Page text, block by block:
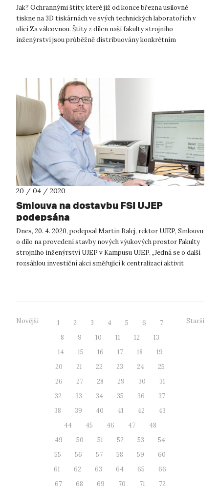
Jak? Ochrannými štíty, které již od konce března usilovně
tiskne na 3D tiskárnách ve svých technických laboratořích v
ulici Za válcovnou. Štíty z dílen naší fakulty strojního
inženýrství jsou průběžně distribuovány konkrétním
20 / 04 / 2020
Smlouva na dostavbu FSI UJEP
podepsána
Dnes, 20. 4. 2020, podepsal Martin Balej, rektor UJEP, Smlouvu
o dílo na provedení stavby nových výukových prostor Fakulty
strojního inženýrství UJEP v Kampusu UJEP. „Jedná se o další
rozsáhlou investiční akci směřující k centralizaci aktivit
Novější 1 2 3 4 5 6
7
8
9 10 11 12
13
14
15 16 17 18
19
20
21 22 23 24
25
26
27 28 29 30
31
32
33 34 35 36
37
38
39 40 41 42
43
44
45 46 47
48
49
50 51 52 53
54
55
56 57 58 59
60
61
62 63 64 65
66
67
68 69 70 71
72
Starší